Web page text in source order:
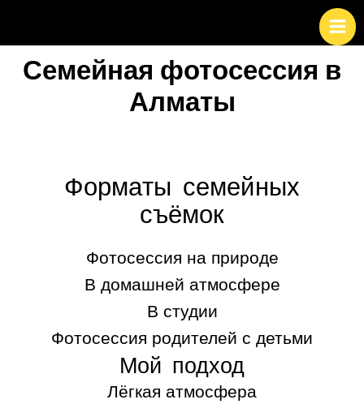
содержимому
Семейная фотосессия в
Алматы
Форматы семейных
съёмок
Фотосессия на природе
В домашней атмосфере
В студии
Фотосессия родителей с детьми
Мой подход
Лёгкая атмосфера